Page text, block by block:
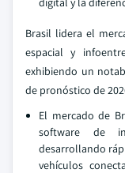
Brasil lidera el
espacial y
exhibiendo un
de pronóstico de
El mercado de
software de
desarrollando
vehículos